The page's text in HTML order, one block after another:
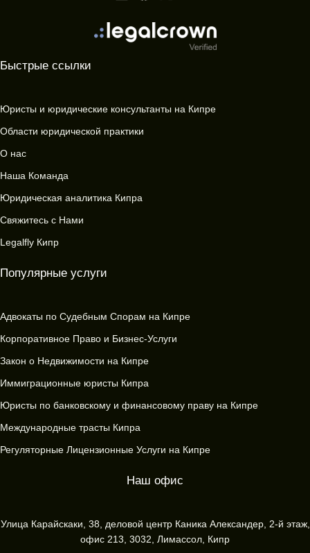
Быстрые ссылки
Юристы и юридические консультанты на Кипре
Области юридической практики
О нас
Наша Команда
Юридическая аналитика Кипра
Свяжитесь с Нами
Legalfly Кипр
Популярные услуги
Адвокаты по Судебным Спорам на Кипре
Корпоративное Право и Бизнес-Услуги
Закон о Недвижимости на Кипре
Иммиграционные юристы Кипра
Юристы по банковскому и финансовому праву на Кипре
Международные трасты Кипра
Регуляторные Лицензионные Услуги на Кипре
Наш офис
Улица Карайскаки, 38, деловой центр Каника Александер, 2-й этаж,
офис 213, 3032, Лимассол, Кипр